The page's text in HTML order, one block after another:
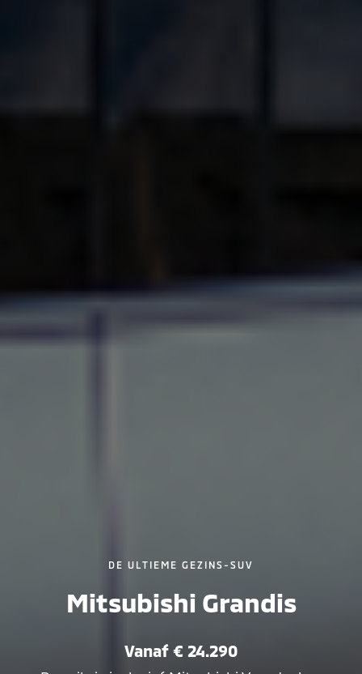
DE ULTIEME GEZINS-SUV
Mitsubishi Grandis
Vanaf € 24.290